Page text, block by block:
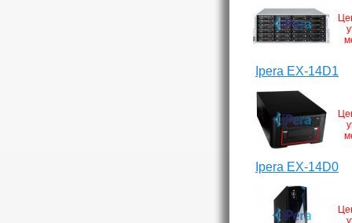
Ipera EX-14D1
Ipera EX-14D0